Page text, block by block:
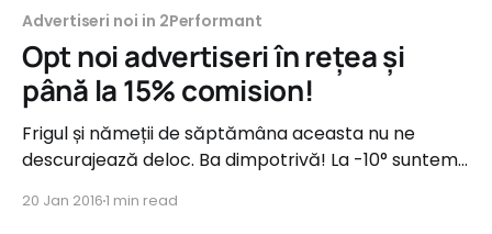
Advertiseri noi in 2Performant
Opt noi advertiseri în rețea și
până la 15% comision!
Frigul și nămeții de săptămâna aceasta nu ne
descurajează deloc. Ba dimpotrivă! La -10° suntem
programe de afiliere cu comisioane de până la 15%.
20 Jan 20161 min read